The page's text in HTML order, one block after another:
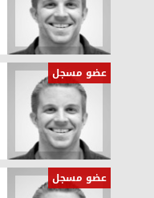
عضو مسجل
عضو مسجل